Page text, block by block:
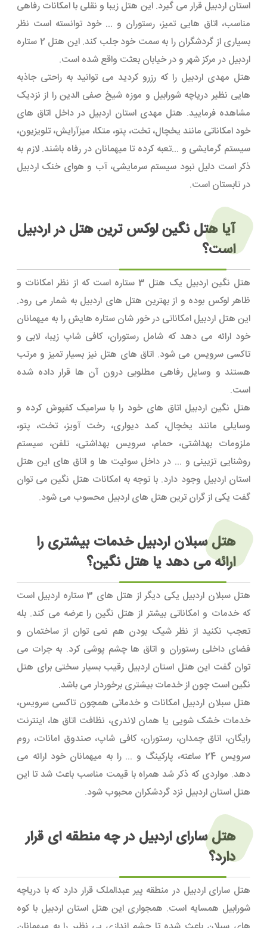
استان اردبیل قرار می گیرد. این هتل زیبا و نقلی با امکانات رفاهی
مناسب، اتاق هایی تمیز، رستوران و ... خود توانسته است نظر
بسیاری از گردشگران را به سمت خود جلب کند. این هتل 2 ستاره
اردبیل در مرکز شهر و در خیابان بعثت واقع شده است.
هتل مهدی اردبیل را که رزرو کردید می توانید به راحتی جاذبه
هایی نظیر دریاچه شورابیل و موزه شیخ صفی الدین را از نزدیک
مشاهده فرمایید. هتل مهدی استان اردبیل در داخل اتاق های
خود امکاناتی مانند یخچال، تخت، پتو، متکا، میزآرایش، تلویزیون،
سیستم گرمایشی و ...تعبه کرده تا میهمانان در رفاه باشند. لازم به
ذکر است دلیل نبود سیستم سرمایشی، آب و هوای خنک اردبیل
در تابستان است.
آیا هتل نگین لوکس ترین هتل در اردبیل
است؟
هتل نگین اردبیل یک هتل 3 ستاره است که از نظر امکانات و
ظاهر لوکس بوده و از بهترین هتل های اردبیل به شمار می رود.
این هتل اردبیل امکاناتی در خور شان ستاره هایش را به میهمانان
خود ارائه می دهد که شامل رستوران، کافی شاپ زیبا، لابی و
تاکسی سرویس می شود. اتاق های هتل نیز بسیار تمیز و مرتب
هستند و وسایل رفاهی مطلوبی درون آن ها قرار داده شده
است.
هتل نگین اردبیل اتاق های خود را با سرامیک کفپوش کرده و
وسایلی مانند یخچال، کمد دیواری، رخت آویز، تخت، پتو،
ملزومات بهداشتی، حمام، سرویس بهداشتی، تلفن، سیستم
روشنایی تزیینی و ... در داخل سوئیت ها و اتاق های این هتل
استان اردبیل وجود دارد. با توجه به امکانات هتل نگین می توان
گفت یکی از گران ترین هتل های اردبیل محسوب می شود.
هتل سبلان اردبیل خدمات بیشتری را
ارائه می دهد یا هتل نگین؟
هتل سبلان اردبیل یکی دیگر از هتل های 3 ستاره اردبیل است
که خدمات و امکاناتی بیشتر از هتل نگین را عرضه می کند. بله
تعجب نکنید از نظر شیک بودن هم نمی توان از ساختمان و
فضای داخلی رستوران و اتاق ها چشم پوشی کرد. به جرات می
توان گفت این هتل استان اردبیل رقیب بسیار سختی برای هتل
نگین است چون از خدمات بیشتری برخوردار می باشد.
هتل سبلان اردبیل امکانات و خدماتی همچون تاکسی سرویس،
خدمات خشک شویی یا همان لاندری، نظافت اتاق ها، اینترنت
رایگان، اتاق چمدان، رستوران، کافی شاپ، صندوق امانات، روم
سرویس 24 ساعته، پارکینگ و ... را به میهمانان خود ارائه می
دهد. مواردی که ذکر شد همراه با قیمت مناسب باعث شد تا این
هتل استان اردبیل نزد گردشکران محبوب شود.
هتل سارای اردبیل در چه منطقه ای قرار
دارد؟
هتل سارای اردبیل در منطقه پیر عبدالملک قرار دارد که با دریاچه
شورابیل همسایه است. همجواری این هتل استان اردبیل با کوه